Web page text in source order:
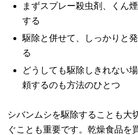
まずスプレー殺虫剤、くん
する
駆除と併せて、しっかりと
る
どうしても駆除しきれない
頼するのも方法のひとつ
シバンムシを駆除することも大
ぐことも重要です。乾燥食品を